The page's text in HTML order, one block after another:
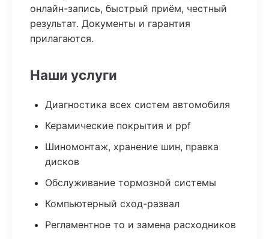
онлайн-запись, быстрый приём, честный
результат. Документы и гарантия
прилагаются.
Наши услуги
Диагностика всех систем автомобиля
Керамические покрытия и ppf
Шиномонтаж, хранение шин, правка
дисков
Обслуживание тормозной системы
Компьютерный сход-развал
Регламентное то и замена расходников